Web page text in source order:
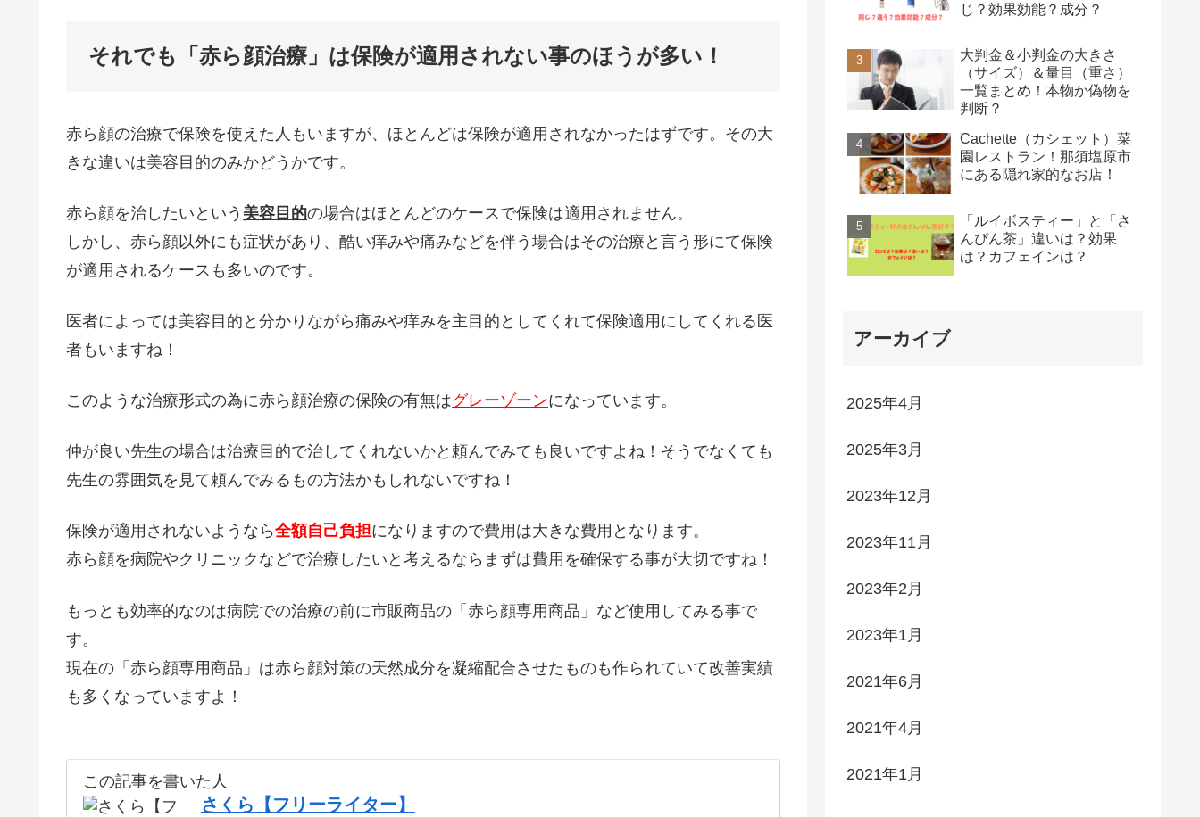
それでも「赤ら顔治療」は保険が適用されない事のほうが多い！
赤ら顔の治療で保険を使えた人もいますが、ほとんどは保険が適用されなかったはずです。その大
きな違いは美容目的のみかどうかです。
赤ら顔を治したいという 美容目的の場合はほとんどのケースで保険は適用されません。
しかし、赤ら顔以外にも症状があり、酷い痒みや痛みなどを伴う場合はその治療と言う形にて保険
が適用されるケースも多いのです。
医者によっては美容目的と分かりながら痛みや痒みを主目的としてくれて保険適用にしてくれる医
者もいますね！
このような治療形式の為に赤ら顔治療の保険の有無はグレーゾーンになっています。
仲が良い先生の場合は治療目的で治してくれないかと頼んでみても良いですよね！そうでなくても
先生の雰囲気を見て頼んでみるもの方法かもしれないですね！
保険が適用されないようなら全額自己負担になりますので費用は大きな費用となります。
赤ら顔を病院やクリニックなどで治療したいと考えるならまずは費用を確保する事が大切ですね！
もっとも効率的なのは病院での治療の前に市販商品の「赤ら顔専用商品」など使用してみる事で
す。
現在の「赤ら顔専用商品」は赤ら顔対策の天然成分を凝縮配合させたものも作られていて改善実績
も多くなっていますよ！
この記事を書いた人
さくら【フリーライター】
じ？効果効能？成分？
大判金＆小判金の大きさ
（サイズ）＆量目（重さ）
一覧まとめ！本物か偽物を
判断？
Cachette（カシェット）菜
園レストラン！那須塩原市
にある隠れ家的なお店！
「ルイボスティー」と「さ
んぴん茶」違いは？効果
は？カフェインは？
アーカイブ
2025年4月
2025年3月
2023年12月
2023年11月
2023年2月
2023年1月
2021年6月
2021年4月
2021年1月